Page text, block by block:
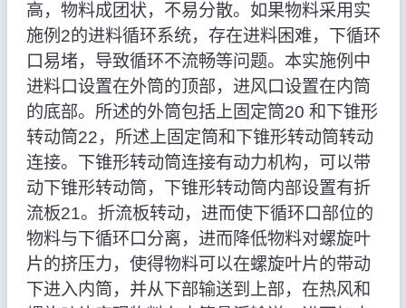
高，物料成团状，不易分散。如果物料采用实
施例2的进料循环系统，存在进料困难，下循环
口易堵，导致循环不流畅等问题。本实施例中
进料口设置在外筒的顶部，进风口设置在内筒
的底部。所述的外筒包括上固定筒20 和下锥形
转动筒22，所述上固定筒和下锥形转动筒转动
连接。下锥形转动筒连接有动力机构，可以带
动下锥形转动筒，下锥形转动筒内部设置有折
流板21。折流板转动，进而使下循环口部位的
物料与下循环口分离，进而降低物料对螺旋叶
片的挤压力，使得物料可以在螺旋叶片的带动
下进入内筒，并从下部输送到上部，在热风和